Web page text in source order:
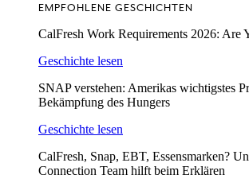
EMPFOHLENE GESCHICHTEN
CalFresh Work Requirements 2026: Are
Geschichte lesen
SNAP verstehen: Amerikas wichtigstes
Bekämpfung des Hungers
Geschichte lesen
CalFresh, Snap, EBT, Essensmarken?
Connection Team hilft beim Erklären